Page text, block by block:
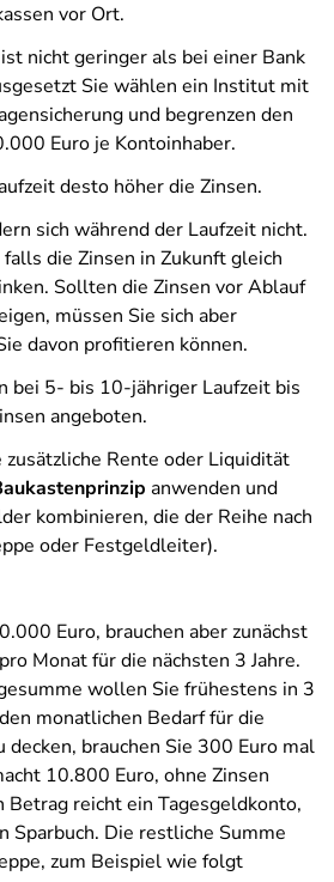
vor Ort.
nicht geringer als bei einer Bank
Sie wählen ein Institut mit
und begrenzen den
Euro je Kontoinhaber.
desto höher die Zinsen.
sich während der Laufzeit nicht.
die Zinsen in Zukunft gleich
Sollten die Zinsen vor Ablauf
müssen Sie sich aber
davon profitieren können.
bei 5- bis 10-jähriger Laufzeit bis
angeboten.
Rente oder Liquidität
anwenden und
kombinieren, die der Reihe nach
oder Festgeldleiter).
Euro, brauchen aber zunächst
Monat für die nächsten 3 Jahre.
wollen Sie frühestens in 3
monatlichen Bedarf für die
decken, brauchen Sie 300 Euro mal
10.800 Euro, ohne Zinsen
Betrag reicht ein Tagesgeldkonto,
Sparbuch. Die restliche Summe
zum Beispiel wie folgt